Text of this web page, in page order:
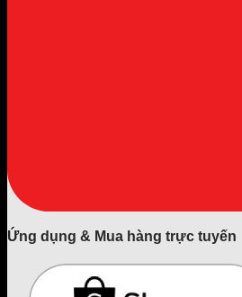
Ứng dụng & Mua hàng trực tuyến